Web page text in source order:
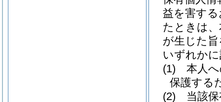
益を害す
たときは
が生じた
いずれか
(1)
本人
保護する
(2)
当該